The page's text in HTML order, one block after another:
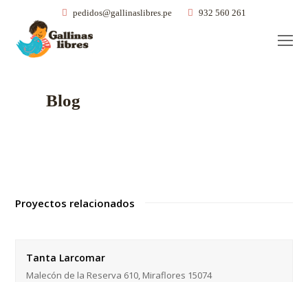
pedidos@gallinaslibres.pe 932 560 261
Blog
Proyectos relacionados
Tanta Larcomar
Malecón de la Reserva 610, Miraflores 15074